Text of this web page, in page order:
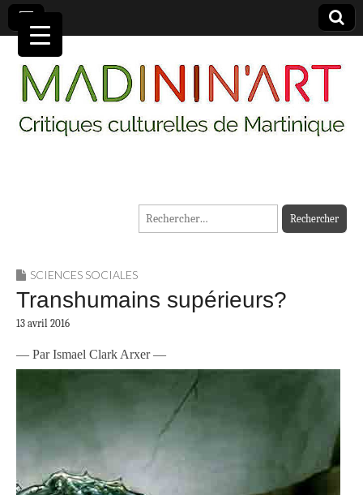
MADININ'ART
Rechercher :
SCIENCES SOCIALES
Transhumains supérieurs?
13 avril 2016
— Par Ismael Clark Arxer —